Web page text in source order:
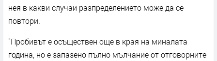
нея в какви случаи разпределението може да се
повтори.
"Пробивът е осъществен още в края на миналата
година, но е запазено пълно мълчание от отговорните